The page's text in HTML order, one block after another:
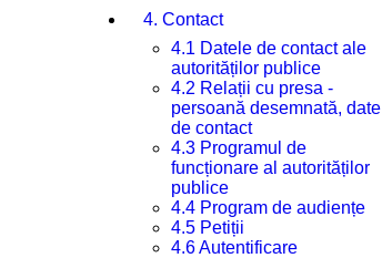
4. Contact
4.1 Datele de contact ale
autorităților publice
4.2 Relații cu presa -
persoană desemnată, date
de contact
4.3 Programul de
funcționare al autorităților
publice
4.4 Program de audiențe
4.5 Petiții
4.6 Autentificare